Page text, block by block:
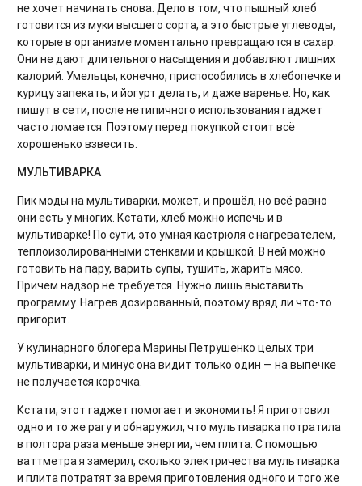
не хочет начинать снова. Дело в том, что пышный хлеб
готовится из муки высшего сорта, а это быстрые углеводы,
которые в организме моментально превращаются в сахар.
Они не дают длительного насыщения и добавляют лишних
калорий. Умельцы, конечно, приспособились в хлебопечке и
курицу запекать, и йогурт делать, и даже варенье. Но, как
пишут в сети, после нетипичного использования гаджет
часто ломается. Поэтому перед покупкой стоит всё
хорошенько взвесить.
МУЛЬТИВАРКА
Пик моды на мультиварки, может, и прошёл, но всё равно
они есть у многих. Кстати, хлеб можно испечь и в
мультиварке! По сути, это умная кастрюля с нагревателем,
теплоизолированными стенками и крышкой. В ней можно
готовить на пару, варить супы, тушить, жарить мясо.
Причём надзор не требуется. Нужно лишь выставить
программу. Нагрев дозированный, поэтому вряд ли что-то
пригорит.
У кулинарного блогера Марины Петрушенко целых три
мультиварки, и минус она видит только один — на выпечке
не получается корочка.
Кстати, этот гаджет помогает и экономить! Я приготовил
одно и то же рагу и обнаружил, что мультиварка потратила
в полтора раза меньше энергии, чем плита. С помощью
ваттметра я замерил, сколько электричества мультиварка
и плита потратят за время приготовления одного и того же